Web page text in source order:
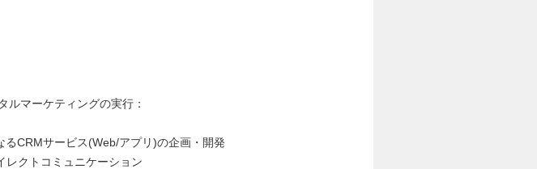
ルマーケティングの実行：
CRMサービス(Web/アプリ)の企画・開発
レクトコミュニケーション